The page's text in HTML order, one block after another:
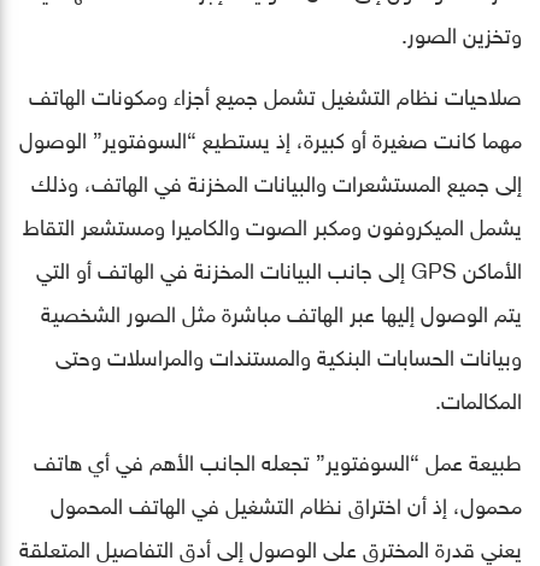
وتخزين الصور.
صلاحيات نظام التشغيل تشمل جميع أجزاء ومكونات الهاتف
مهما كانت صغيرة أو كبيرة، إذ يستطيع “السوفتوير” الوصول
إلى جميع المستشعرات والبيانات المخزنة في الهاتف، وذلك
يشمل الميكروفون ومكبر الصوت والكاميرا ومستشعر التقاط
الأماكن GPS إلى جانب البيانات المخزنة في الهاتف أو التي
يتم الوصول إليها عبر الهاتف مباشرة مثل الصور الشخصية
وبيانات الحسابات البنكية والمستندات والمراسلات وحتى
المكالمات.
طبيعة عمل “السوفتوير” تجعله الجانب الأهم في أي هاتف
محمول، إذ أن اختراق نظام التشغيل في الهاتف المحمول
يعني قدرة المخترق على الوصول إلى أدق التفاصيل المتعلقة